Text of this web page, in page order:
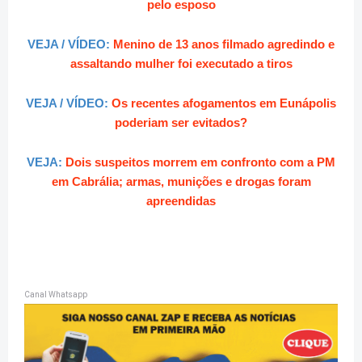
pelo esposo
VEJA / VÍDEO: Menino de 13 anos filmado agredindo e
assaltando mulher foi executado a tiros
VEJA / VÍDEO: Os recentes afogamentos em Eunápolis
poderiam ser evitados?
VEJA: Dois suspeitos morrem em confronto com a PM
em Cabrália; armas, munições e drogas foram
apreendidas
Canal Whatsapp